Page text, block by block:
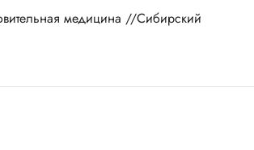
медицина //Сибирский